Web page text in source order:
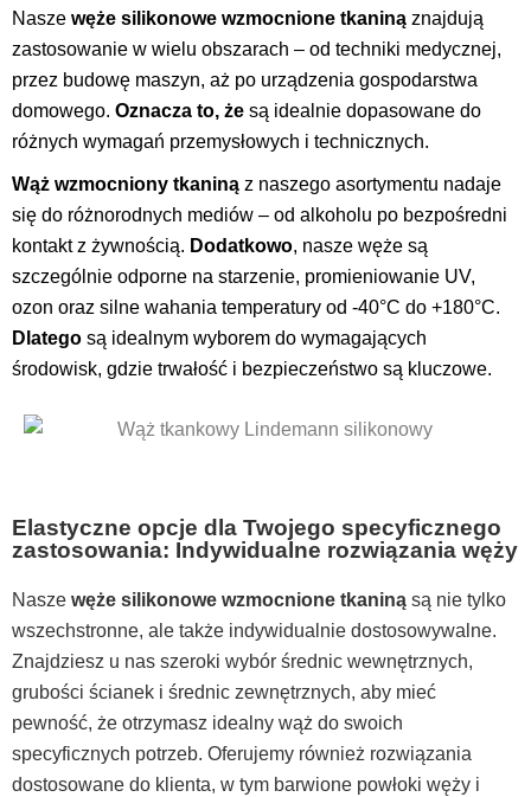
Nasze węże silikonowe wzmocnione tkaniną znajdują
zastosowanie w wielu obszarach – od techniki medycznej,
przez budowę maszyn, aż po urządzenia gospodarstwa
domowego. Oznacza to, że są idealnie dopasowane do
różnych wymagań przemysłowych i technicznych.
Wąż wzmocniony tkaniną z naszego asortymentu nadaje
się do różnorodnych mediów – od alkoholu po bezpośredni
kontakt z żywnością. Dodatkowo, nasze węże są
szczególnie odporne na starzenie, promieniowanie UV,
ozon oraz silne wahania temperatury od -40°C do +180°C.
Dlatego są idealnym wyborem do wymagających
środowisk, gdzie trwałość i bezpieczeństwo są kluczowe.
Elastyczne opcje dla Twojego specyficznego
zastosowania: Indywidualne rozwiązania węży
Nasze węże silikonowe wzmocnione tkaniną są nie tylko
wszechstronne, ale także indywidualnie dostosowywalne.
Znajdziesz u nas szeroki wybór średnic wewnętrznych,
grubości ścianek i średnic zewnętrznych, aby mieć
pewność, że otrzymasz idealny wąż do swoich
specyficznych potrzeb. Oferujemy również rozwiązania
dostosowane do klienta, w tym barwione powłoki węży i